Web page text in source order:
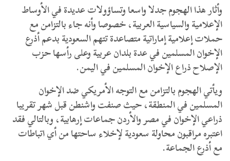
وأثار هذا الهجوم جدلا واسعا وتساؤولات عديدة في الأوساط
الإعلامية والسياسية العربية، خصوصا وأنه جاء بالتزامن مع
حملات إعلامية إماراتية متصاعدة تتهم السعودية بدعم أذرع
الإخوان المسلمين في عدة بلدان عربية وعلى رأسها حزب
الإصلاح ذراع الإخوان المسلمين في اليمن.
ويأتي الهجوم بالتزامن مع التوجه الأمريكي ضد الإخوان
المسلمين في المنطقة، حيث صنفت واشنطن قبل شهر تقريبا
ذراعي الإخوان في مصر والأردن جماعات إرهابية، وبالتالي فقد
اعتبره مراقبون محاولة سعودية لإخلاء ساحتها من أي اتباطات
مع أذرع الجماعة.